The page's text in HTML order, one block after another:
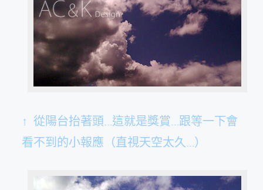
↑ 從陽台抬著頭…這就是獎賞…跟等一下會
看不到的小報應（直視天空太久…）